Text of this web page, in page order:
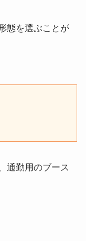
態を選ぶことが
通勤用のブース